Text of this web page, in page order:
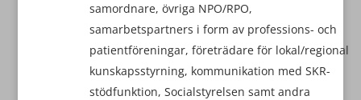
samordnare, övriga NPO/RPO,
samarbetspartners i form av professions- och
patientföreningar, företrädare för lokal/regional
kunskapsstyrning, kommunikation med SKR-
stödfunktion, Socialstyrelsen samt andra